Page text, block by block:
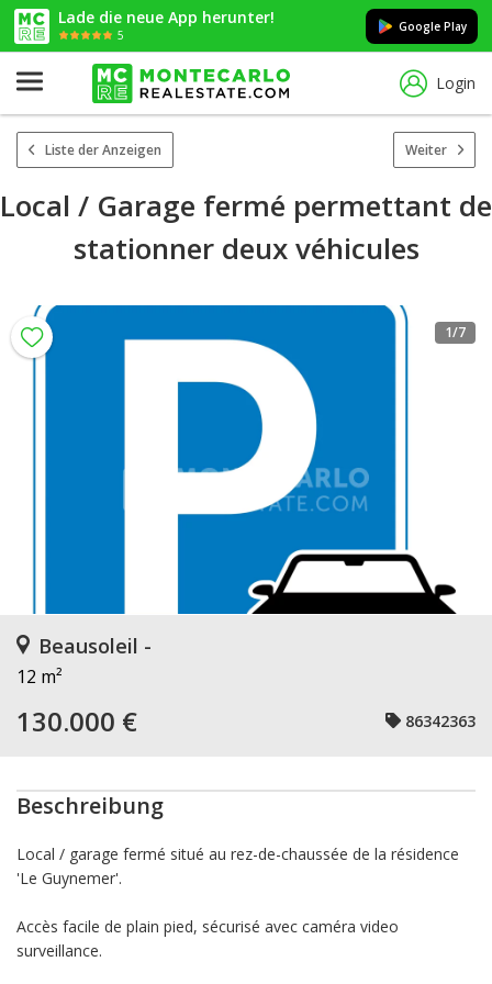
Lade die neue App herunter!
5
Google Play
Login
Liste der Anzeigen Weiter
Local / Garage fermé permettant de
stationner deux véhicules
1/7
Beausoleil -
12 m²
130.000 € 86342363
Beschreibung
Local / garage fermé situé au rez-de-chaussée de la résidence
'Le Guynemer'.
Accès facile de plain pied, sécurisé avec caméra video
surveillance.